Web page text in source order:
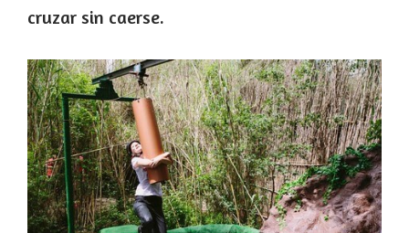
cruzar sin caerse.